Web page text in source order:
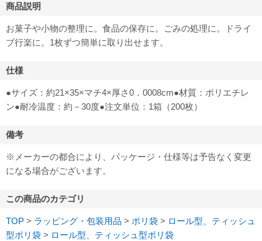
商品説明
お菓子や小物の整理に。食品の保存に。ごみの処理に。ドライ
ブ行楽に。1枚ずつ簡単に取り出せます。
仕様
●サイズ：約21×35×マチ4×厚さ0．0008cm●材質：ポリエチレ
ン●耐冷温度：約－30度●注文単位：1箱（200枚）
備考
※メーカーの都合により、パッケージ・仕様等は予告なく変更
になる場合がございます。
この商品のカテゴリ
TOP > ラッピング・包装用品 > ポリ袋 > ロール型、ティッシュ
型ポリ袋 > ロール型、ティッシュ型ポリ袋